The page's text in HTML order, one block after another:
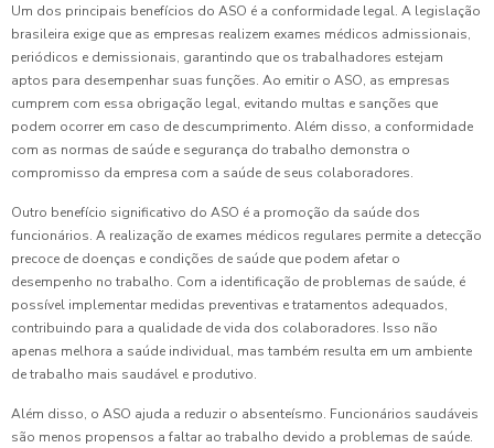
Um dos principais benefícios do ASO é a conformidade legal. A legislação
brasileira exige que as empresas realizem exames médicos admissionais,
periódicos e demissionais, garantindo que os trabalhadores estejam
aptos para desempenhar suas funções. Ao emitir o ASO, as empresas
cumprem com essa obrigação legal, evitando multas e sanções que
podem ocorrer em caso de descumprimento. Além disso, a conformidade
com as normas de saúde e segurança do trabalho demonstra o
compromisso da empresa com a saúde de seus colaboradores.
Outro benefício significativo do ASO é a promoção da saúde dos
funcionários. A realização de exames médicos regulares permite a detecção
precoce de doenças e condições de saúde que podem afetar o
desempenho no trabalho. Com a identificação de problemas de saúde, é
possível implementar medidas preventivas e tratamentos adequados,
contribuindo para a qualidade de vida dos colaboradores. Isso não
apenas melhora a saúde individual, mas também resulta em um ambiente
de trabalho mais saudável e produtivo.
Além disso, o ASO ajuda a reduzir o absenteísmo. Funcionários saudáveis
são menos propensos a faltar ao trabalho devido a problemas de saúde.